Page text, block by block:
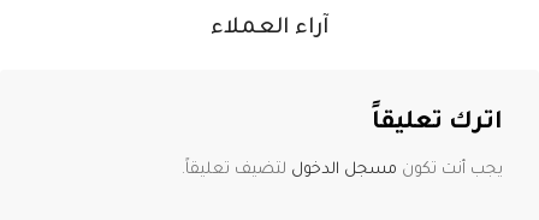
آراء العملاء
اترك تعليقاً
يجب أنت تكون مسجل الدخول لتضيف تعليقاً.